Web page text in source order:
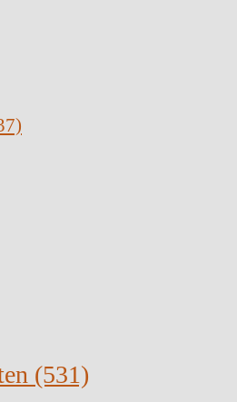
(531)